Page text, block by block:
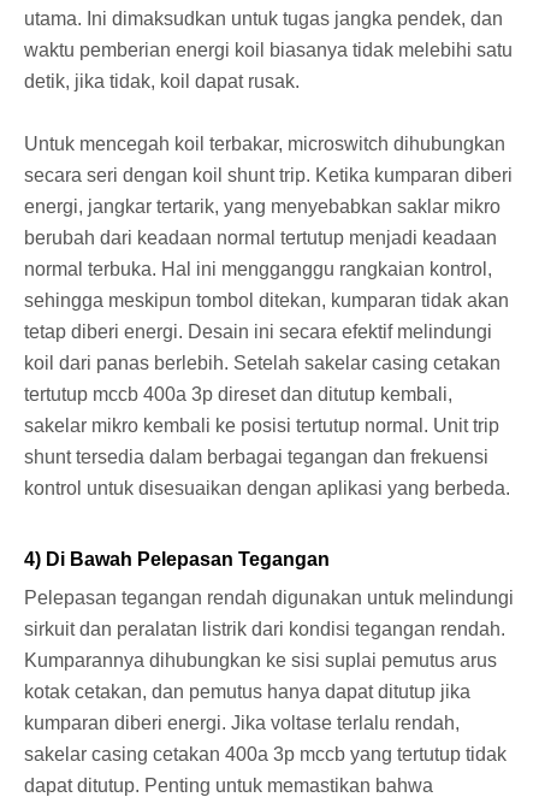
utama. Ini dimaksudkan untuk tugas jangka pendek, dan
waktu pemberian energi koil biasanya tidak melebihi satu
detik, jika tidak, koil dapat rusak.
Untuk mencegah koil terbakar, microswitch dihubungkan
secara seri dengan koil shunt trip. Ketika kumparan diberi
energi, jangkar tertarik, yang menyebabkan saklar mikro
berubah dari keadaan normal tertutup menjadi keadaan
normal terbuka. Hal ini mengganggu rangkaian kontrol,
sehingga meskipun tombol ditekan, kumparan tidak akan
tetap diberi energi. Desain ini secara efektif melindungi
koil dari panas berlebih. Setelah sakelar casing cetakan
tertutup mccb 400a 3p direset dan ditutup kembali,
sakelar mikro kembali ke posisi tertutup normal. Unit trip
shunt tersedia dalam berbagai tegangan dan frekuensi
kontrol untuk disesuaikan dengan aplikasi yang berbeda.
4) Di Bawah Pelepasan Tegangan
Pelepasan tegangan rendah digunakan untuk melindungi
sirkuit dan peralatan listrik dari kondisi tegangan rendah.
Kumparannya dihubungkan ke sisi suplai pemutus arus
kotak cetakan, dan pemutus hanya dapat ditutup jika
kumparan diberi energi. Jika voltase terlalu rendah,
sakelar casing cetakan 400a 3p mccb yang tertutup tidak
dapat ditutup. Penting untuk memastikan bahwa